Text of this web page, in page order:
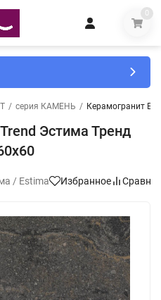
0
/ серия КАМЕНЬ / Керамогранит
Эстима Тренд
/ Estima Избранное